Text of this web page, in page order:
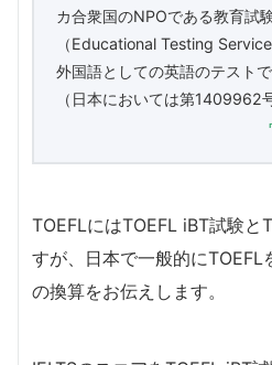
カ合衆国のNPOである教育試
（Educational Testing
外国語としての英語のテスト
（日本においては第1409962
TOEFLにはTOEFL iBT試験と
すが、日本で一般的にTOEFL
の換算をお伝えします。